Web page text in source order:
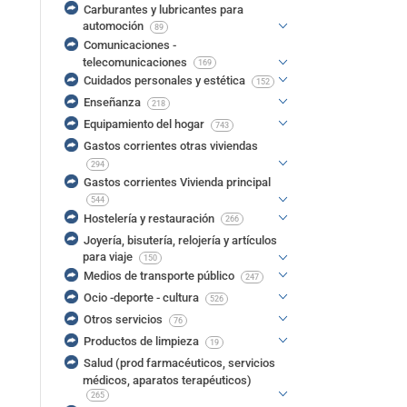
Carburantes y lubricantes para
automoción
89
Comunicaciones -
telecomunicaciones
169
Cuidados personales y estética 152
Enseñanza 218
Equipamiento del hogar 743
Gastos corrientes otras viviendas
294
Gastos corrientes Vivienda principal
544
Hostelería y restauración 266
Joyería, bisutería, relojería y artículos
para viaje
150
Medios de transporte público 247
Ocio -deporte - cultura 526
Otros servicios 76
Productos de limpieza 19
Salud (prod farmacéuticos, servicios
médicos, aparatos terapéuticos)
265